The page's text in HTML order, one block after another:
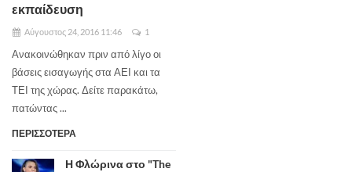
εκπαίδευση
Αύγουστος 24, 2016 11:46 1
Ανακοινώθηκαν πριν από λίγο οι
βάσεις εισαγωγής στα ΑΕΙ και τα
ΤΕΙ της χώρας. Δείτε παρακάτω,
πατώντας ...
ΠΕΡΙΣΣΟΤΕΡΑ
Η Φλώρινα στο "The